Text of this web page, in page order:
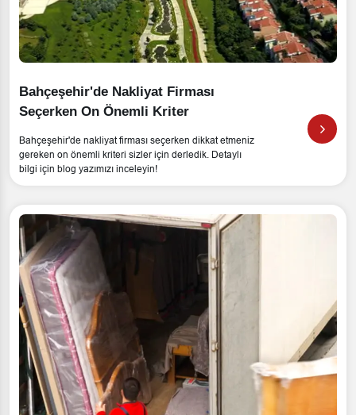
Bahçeşehir'de Nakliyat Firması
Seçerken On Önemli Kriter
Bahçeşehir'de nakliyat firması seçerken dikkat etmeniz
gereken on önemli kriteri sizler için derledik. Detaylı
bilgi için blog yazımızı inceleyin!